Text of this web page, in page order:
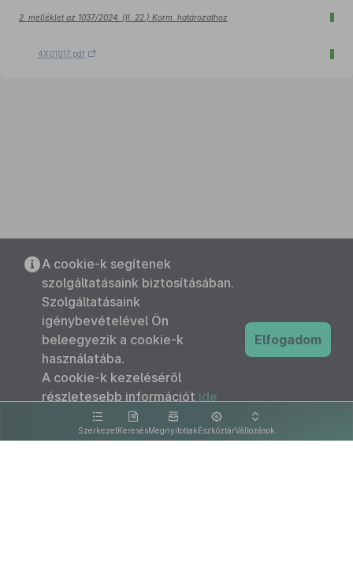
2. melléklet az 1037/2024. (II. 22.) Korm. határozathoz
4X01017.pdf
SzerkezetKeresésMegnyitottakEszköztárVáltozások
A cookie-k segítenek
szolgáltatásaink biztosításában.
Szolgáltatásaink
igénybevételével Ön
beleegyezik a cookie-k
használatába.
A cookie-k kezeléséről
részletesebb információt ide
kattintva olvashat.
Elfogadom